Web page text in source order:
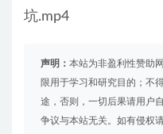
坑.mp4
声明： 本站为非盈利性赞助
限用于学习和研究目的；不
途，否则，一切后果请用户
争议与本站无关。如有侵权